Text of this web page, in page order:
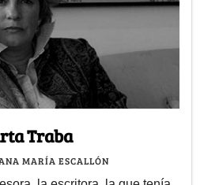
Traba
MARÍA ESCALLÓN